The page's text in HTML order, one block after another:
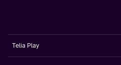
Telia Play